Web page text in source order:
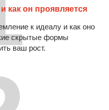
как он проявляется
к идеалу и как оно
скрытые формы
ваш рост.